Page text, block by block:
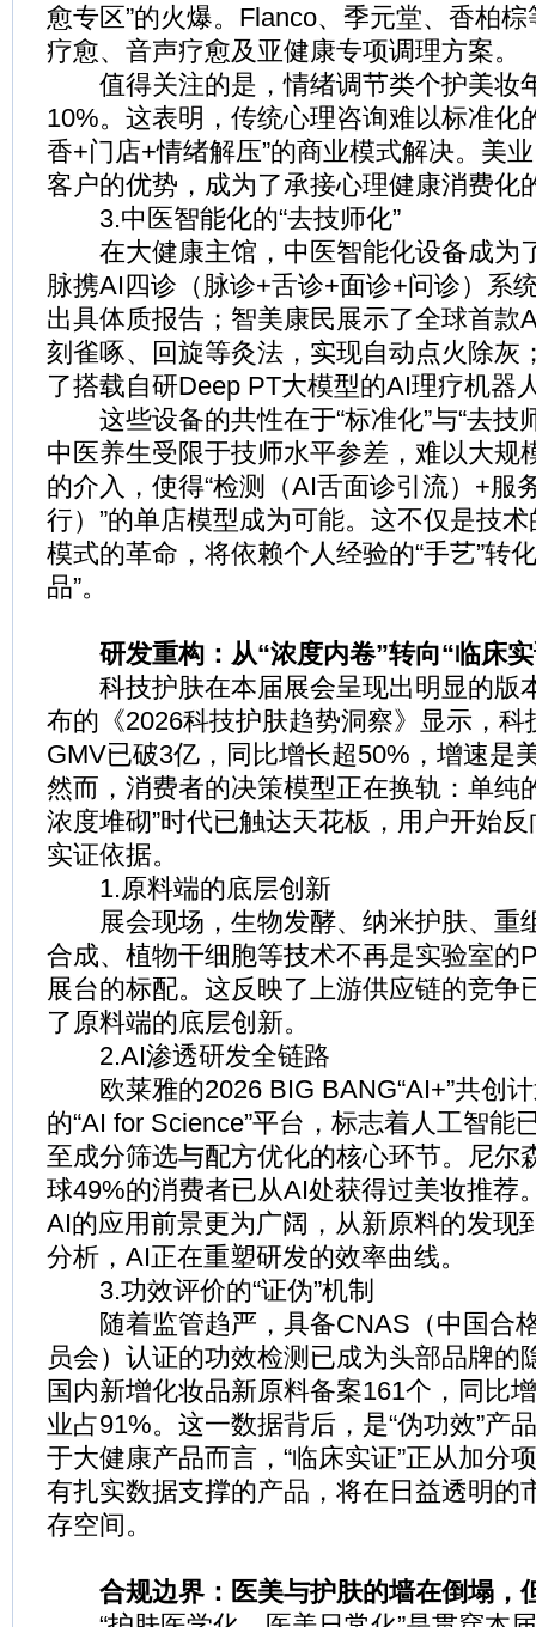
愈专区”的火爆。Flanco、季元堂、香柏
疗愈、音声疗愈及亚健康专项调理方案。
值得关注的是，情绪调节类个护美妆
10%。这表明，传统心理咨询难以标准化
香+门店+情绪解压”的商业模式解决。美
客户的优势，成为了承接心理健康消费化
3.中医智能化的“去技师化”
在大健康主馆，中医智能化设备成为
脉携AI四诊（脉诊+舌诊+面诊+问诊）系
出具体质报告；智美康民展示了全球首款
刻雀啄、回旋等灸法，实现自动点火除灰
了搭载自研Deep PT大模型的AI理疗机器
这些设备的共性在于“标准化”与“去技
中医养生受限于技师水平参差，难以大规
的介入，使得“检测（AI舌面诊引流）+服
行）”的单店模型成为可能。这不仅是技
模式的革命，将依赖个人经验的“手艺”转
品”。
研发重构：从“浓度内卷”转向“临床
科技护肤在本届展会呈现出明显的版
布的《2026科技护肤趋势洞察》显示，科
GMV已破3亿，同比增长超50%，增速是
然而，消费者的决策模型正在换轨：单纯
浓度堆砌”时代已触达天花板，用户开始
实证依据。
1.原料端的底层创新
展会现场，生物发酵、纳米护肤、重
合成、植物干细胞等技术不再是实验室的
展台的标配。这反映了上游供应链的竞争
了原料端的底层创新。
2.AI渗透研发全链路
欧莱雅的2026 BIG BANG“AI+”共创计
的“AI for Science”平台，标志着人工智能
至成分筛选与配方优化的核心环节。尼尔
球49%的消费者已从AI处获得过美妆推荐
AI的应用前景更为广阔，从新原料的发现
分析，AI正在重塑研发的效率曲线。
3.功效评价的“证伪”机制
随着监管趋严，具备CNAS（中国合
员会）认证的功效检测已成为头部品牌的
国内新增化妆品新原料备案161个，同比
业占91%。这一数据背后，是“伪功效”产
于大健康产品而言，“临床实证”正从加分
有扎实数据支撑的产品，将在日益透明的
存空间。
合规边界：医美与护肤的墙在倒塌，